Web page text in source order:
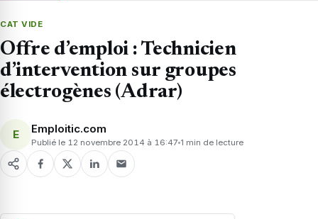
CAT VIDE
Offre d’emploi : Technicien
d’intervention sur groupes
électrogènes (Adrar)
E Emploitic.com
Publié le 12 novembre 2014 à 16:47 1 min de lecture